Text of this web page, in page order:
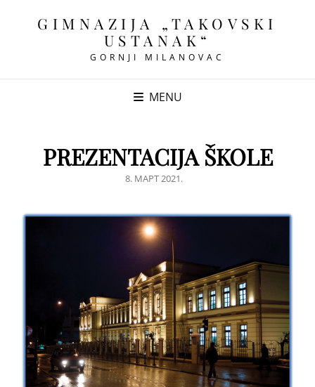
GIMNAZIJA „TAKOVSKI
USTANAK“
GORNJI MILANOVAC
MENU
PREZENTACIJA ŠKOLE
POSTED
8. МАРТ 2021.